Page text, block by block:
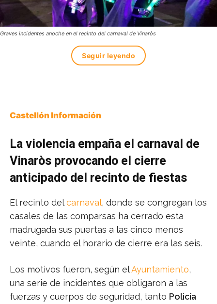
Graves incidentes anoche en el recinto del carnaval de Vinaròs
Seguir leyendo
Castellón Información
La violencia empaña el carnaval de
Vinaròs provocando el cierre
anticipado del recinto de fiestas
El recinto delcarnaval, donde se congregan los
casales de las comparsas ha cerrado esta
madrugada sus puertas a las cinco menos
veinte, cuando el horario de cierre era las seis.
Los motivos fueron, según elAyuntamiento,
una serie de incidentes que obligaron a las
fuerzas y cuerpos de seguridad, tanto Policía